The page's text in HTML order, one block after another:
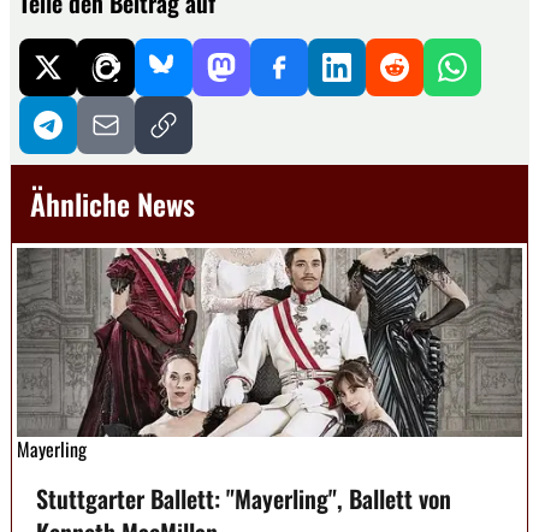
Ähnliche News
Mayerling
Stuttgarter Ballett: "Mayerling", Ballett von